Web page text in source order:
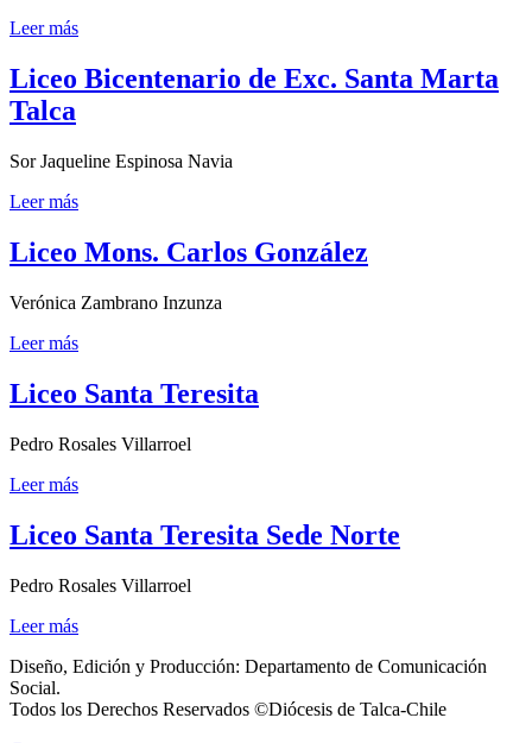
Leer más
Liceo Bicentenario de Exc. Santa Marta
Talca
Sor Jaqueline Espinosa Navia
Leer más
Liceo Mons. Carlos González
Verónica Zambrano Inzunza
Leer más
Liceo Santa Teresita
Pedro Rosales Villarroel
Leer más
Liceo Santa Teresita Sede Norte
Pedro Rosales Villarroel
Leer más
Diseño, Edición y Producción: Departamento de Comunicación
Social.
Todos los Derechos Reservados ©Diócesis de Talca-Chile